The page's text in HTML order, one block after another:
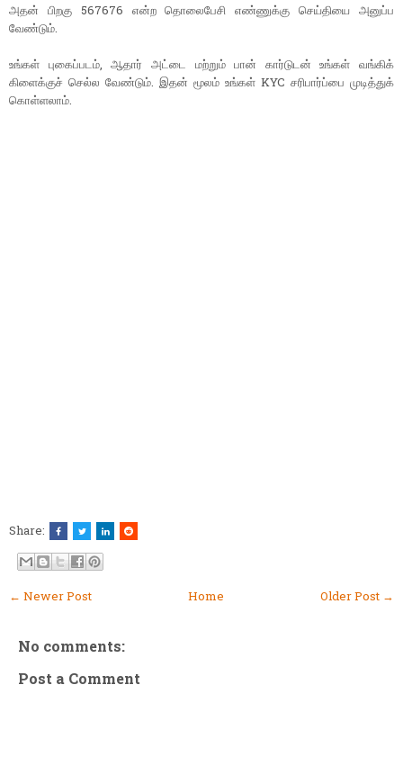
அதன் பிறகு 567676 என்ற தொலைபேசி எண்ணுக்கு செய்தியை அனுப்ப
வேண்டும்.
உங்கள் புகைப்படம், ஆதார் அட்டை மற்றும் பான் கார்டுடன் உங்கள் வங்கிக்
கிளைக்குச் செல்ல வேண்டும். இதன் மூலம் உங்கள் KYC சரிபார்ப்பை முடித்துக்
கொள்ளலாம்.
Share:
← Newer Post Older Post →
Home
No comments:
Post a Comment